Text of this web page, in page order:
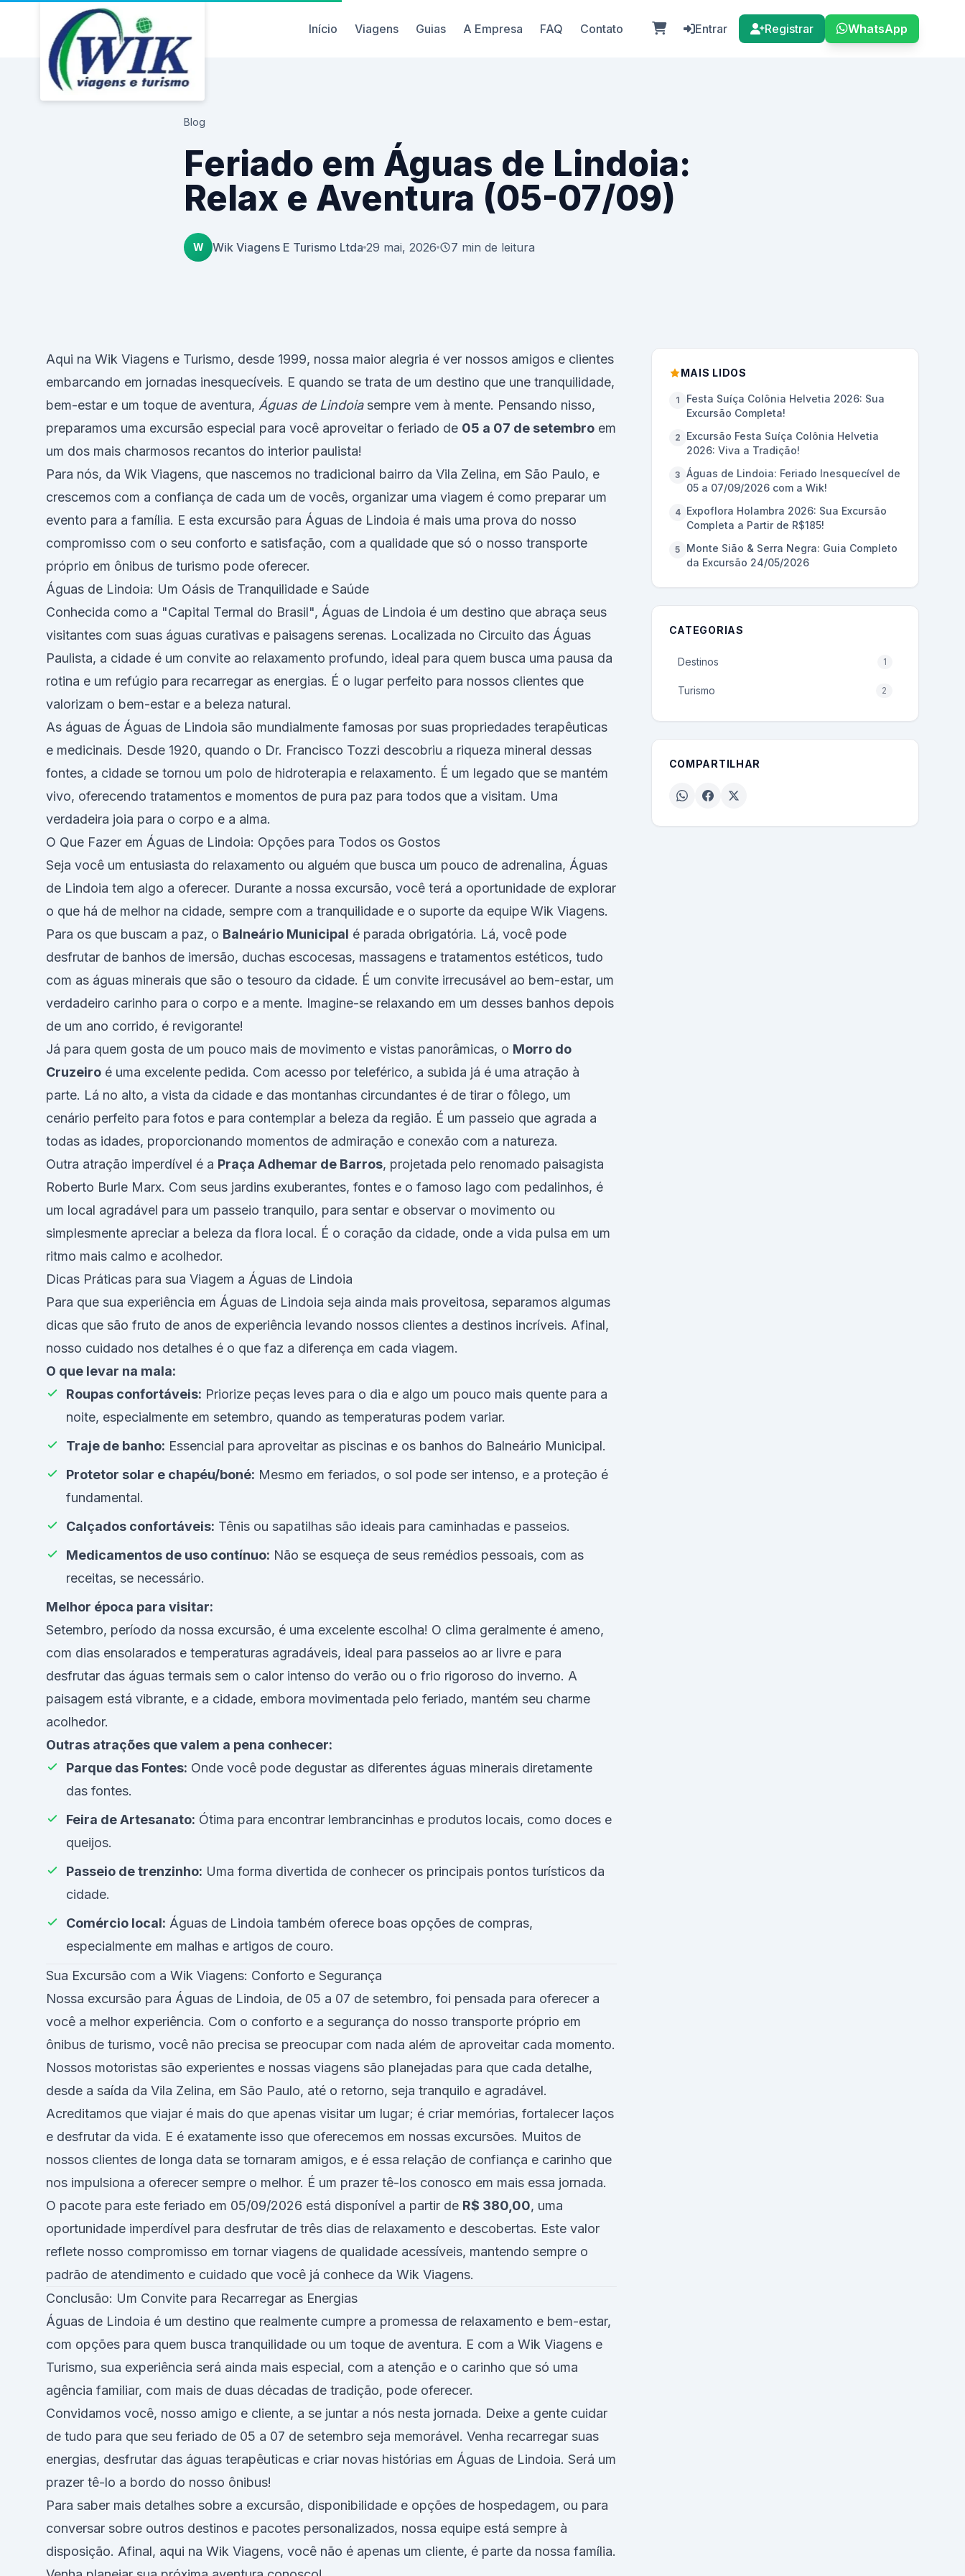
Início Viagens Guias A Empresa FAQ Contato Entrar Registrar WhatsApp
Blog
Feriado em Águas de Lindoia:
Relax e Aventura (05-07/09)
W Wik Viagens E Turismo Ltda 29 mai, 2026 7 min de leitura
Aqui na Wik Viagens e Turismo, desde 1999, nossa maior alegria é ver nossos amigos e clientes
embarcando em jornadas inesquecíveis. E quando se trata de um destino que une tranquilidade,
bem-estar e um toque de aventura, Águas de Lindoiasempre vem à mente. Pensando nisso,
preparamos uma excursão especial para você aproveitar o feriado de 05 a 07 de setembro em
um dos mais charmosos recantos do interior paulista!
Para nós, da Wik Viagens, que nascemos no tradicional bairro da Vila Zelina, em São Paulo, e
crescemos com a confiança de cada um de vocês, organizar uma viagem é como preparar um
evento para a família. E esta excursão para Águas de Lindoia é mais uma prova do nosso
compromisso com o seu conforto e satisfação, com a qualidade que só o nosso transporte
próprio em ônibus de turismo pode oferecer.
Águas de Lindoia: Um Oásis de Tranquilidade e Saúde
Conhecida como a "Capital Termal do Brasil", Águas de Lindoia é um destino que abraça seus
visitantes com suas águas curativas e paisagens serenas. Localizada no Circuito das Águas
Paulista, a cidade é um convite ao relaxamento profundo, ideal para quem busca uma pausa da
rotina e um refúgio para recarregar as energias. É o lugar perfeito para nossos clientes que
valorizam o bem-estar e a beleza natural.
As águas de Águas de Lindoia são mundialmente famosas por suas propriedades terapêuticas
e medicinais. Desde 1920, quando o Dr. Francisco Tozzi descobriu a riqueza mineral dessas
fontes, a cidade se tornou um polo de hidroterapia e relaxamento. É um legado que se mantém
vivo, oferecendo tratamentos e momentos de pura paz para todos que a visitam. Uma
verdadeira joia para o corpo e a alma.
O Que Fazer em Águas de Lindoia: Opções para Todos os Gostos
Seja você um entusiasta do relaxamento ou alguém que busca um pouco de adrenalina, Águas
de Lindoia tem algo a oferecer. Durante a nossa excursão, você terá a oportunidade de explorar
o que há de melhor na cidade, sempre com a tranquilidade e o suporte da equipe Wik Viagens.
Para os que buscam a paz, o Balneário Municipal é parada obrigatória. Lá, você pode
desfrutar de banhos de imersão, duchas escocesas, massagens e tratamentos estéticos, tudo
com as águas minerais que são o tesouro da cidade. É um convite irrecusável ao bem-estar, um
verdadeiro carinho para o corpo e a mente. Imagine-se relaxando em um desses banhos depois
de um ano corrido, é revigorante!
Já para quem gosta de um pouco mais de movimento e vistas panorâmicas, o Morro do
Cruzeiro é uma excelente pedida. Com acesso por teleférico, a subida já é uma atração à
parte. Lá no alto, a vista da cidade e das montanhas circundantes é de tirar o fôlego, um
cenário perfeito para fotos e para contemplar a beleza da região. É um passeio que agrada a
todas as idades, proporcionando momentos de admiração e conexão com a natureza.
Outra atração imperdível é a Praça Adhemar de Barros, projetada pelo renomado paisagista
Roberto Burle Marx. Com seus jardins exuberantes, fontes e o famoso lago com pedalinhos, é
um local agradável para um passeio tranquilo, para sentar e observar o movimento ou
simplesmente apreciar a beleza da flora local. É o coração da cidade, onde a vida pulsa em um
ritmo mais calmo e acolhedor.
Dicas Práticas para sua Viagem a Águas de Lindoia
Para que sua experiência em Águas de Lindoia seja ainda mais proveitosa, separamos algumas
dicas que são fruto de anos de experiência levando nossos clientes a destinos incríveis. Afinal,
nosso cuidado nos detalhes é o que faz a diferença em cada viagem.
O que levar na mala:
Roupas confortáveis: Priorize peças leves para o dia e algo um pouco mais quente para a
noite, especialmente em setembro, quando as temperaturas podem variar.
Traje de banho: Essencial para aproveitar as piscinas e os banhos do Balneário Municipal.
Protetor solar e chapéu/boné: Mesmo em feriados, o sol pode ser intenso, e a proteção é
fundamental.
Calçados confortáveis: Tênis ou sapatilhas são ideais para caminhadas e passeios.
Medicamentos de uso contínuo: Não se esqueça de seus remédios pessoais, com as
receitas, se necessário.
Melhor época para visitar:
Setembro, período da nossa excursão, é uma excelente escolha! O clima geralmente é ameno,
com dias ensolarados e temperaturas agradáveis, ideal para passeios ao ar livre e para
desfrutar das águas termais sem o calor intenso do verão ou o frio rigoroso do inverno. A
paisagem está vibrante, e a cidade, embora movimentada pelo feriado, mantém seu charme
acolhedor.
Outras atrações que valem a pena conhecer:
Parque das Fontes: Onde você pode degustar as diferentes águas minerais diretamente
das fontes.
Feira de Artesanato: Ótima para encontrar lembrancinhas e produtos locais, como doces e
queijos.
Passeio de trenzinho: Uma forma divertida de conhecer os principais pontos turísticos da
cidade.
Comércio local: Águas de Lindoia também oferece boas opções de compras,
especialmente em malhas e artigos de couro.
Sua Excursão com a Wik Viagens: Conforto e Segurança
Nossa excursão para Águas de Lindoia, de 05 a 07 de setembro, foi pensada para oferecer a
você a melhor experiência. Com o conforto e a segurança do nosso transporte próprio em
ônibus de turismo, você não precisa se preocupar com nada além de aproveitar cada momento.
Nossos motoristas são experientes e nossas viagens são planejadas para que cada detalhe,
desde a saída da Vila Zelina, em São Paulo, até o retorno, seja tranquilo e agradável.
Acreditamos que viajar é mais do que apenas visitar um lugar; é criar memórias, fortalecer laços
e desfrutar da vida. E é exatamente isso que oferecemos em nossas excursões. Muitos de
nossos clientes de longa data se tornaram amigos, e é essa relação de confiança e carinho que
nos impulsiona a oferecer sempre o melhor. É um prazer tê-los conosco em mais essa jornada.
O pacote para este feriado em 05/09/2026 está disponível a partir de R$ 380,00, uma
oportunidade imperdível para desfrutar de três dias de relaxamento e descobertas. Este valor
reflete nosso compromisso em tornar viagens de qualidade acessíveis, mantendo sempre o
padrão de atendimento e cuidado que você já conhece da Wik Viagens.
Conclusão: Um Convite para Recarregar as Energias
Águas de Lindoia é um destino que realmente cumpre a promessa de relaxamento e bem-estar,
com opções para quem busca tranquilidade ou um toque de aventura. E com a Wik Viagens e
Turismo, sua experiência será ainda mais especial, com a atenção e o carinho que só uma
agência familiar, com mais de duas décadas de tradição, pode oferecer.
Convidamos você, nosso amigo e cliente, a se juntar a nós nesta jornada. Deixe a gente cuidar
de tudo para que seu feriado de 05 a 07 de setembro seja memorável. Venha recarregar suas
energias, desfrutar das águas terapêuticas e criar novas histórias em Águas de Lindoia. Será um
prazer tê-lo a bordo do nosso ônibus!
Para saber mais detalhes sobre a excursão, disponibilidade e opções de hospedagem, ou para
conversar sobre outros destinos e pacotes personalizados, nossa equipe está sempre à
disposição. Afinal, aqui na Wik Viagens, você não é apenas um cliente, é parte da nossa família.
MAIS LIDOS
1
Festa Suíça Colônia Helvetia 2026: Sua
Excursão Completa!
2
Excursão Festa Suíça Colônia Helvetia
2026: Viva a Tradição!
3 Águas de Lindoia: Feriado Inesquecível de
05 a 07/09/2026 com a Wik!
4
Expoflora Holambra 2026: Sua Excursão
Completa a Partir de R$185!
5
Monte Sião & Serra Negra: Guia Completo
da Excursão 24/05/2026
CATEGORIAS
Destinos 1
Turismo 2
COMPARTILHAR